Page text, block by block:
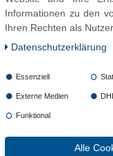
Informationen zu den
Ihren Rechten als
Daten­schutz­erklärung
Essenziell
Externe Medien
Funktional
Alle